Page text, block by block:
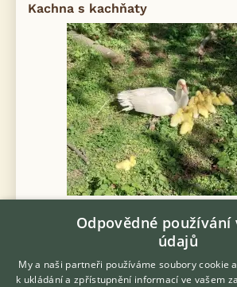
Kachna s kachňaty
s kachňaty, aktuálně 1/4 a 1/10. Dále dospele
dospěle 250. Kachně 50,-/ks. Případně
4.8.2026 21:01
Odpovědné používání
údajů
My a naši partneři používáme soubory cookie
k ukládání a zpřístupnění informací ve vašem